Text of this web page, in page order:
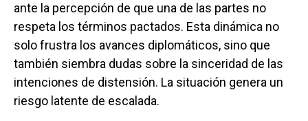
ante la percepción de que una de las partes no
respeta los términos pactados. Esta dinámica no
solo frustra los avances diplomáticos, sino que
también siembra dudas sobre la sinceridad de las
intenciones de distensión. La situación genera un
riesgo latente de escalada.